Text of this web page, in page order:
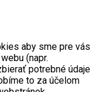
aby sme pre vás
(napr.
potrebné údaje
to za účelom